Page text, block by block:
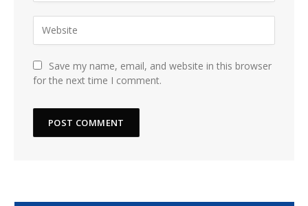
Save my name, email, and website in this browser
for the next time I comment.